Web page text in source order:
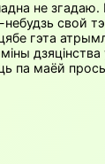
не згадаю.
свой
гэта
па маёй